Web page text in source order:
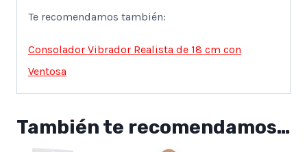
Te recomendamos también:
Consolador Vibrador Realista de 18 cm con
Ventosa
También te recomendamos…